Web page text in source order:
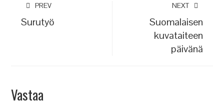
PREV
Surutyö
NEXT
Suomalaisen
kuvataiteen
päivänä
Vastaa